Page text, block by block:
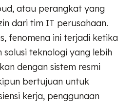
atau perangkat yang
dari tim IT perusahaan.
fenomena ini terjadi ketika
solusi teknologi yang lebih
dengan sistem resmi
bertujuan untuk
kerja, penggunaan